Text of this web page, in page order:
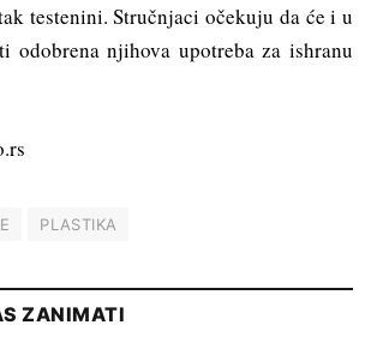
testenini. Stručnjaci očekuju da će i u
odobrena njihova upotreba za ishranu
PLASTIKA
ZANIMATI